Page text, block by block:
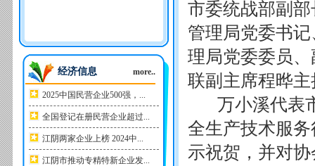
经济信息 more..
2025中国民营企业500强，...
全国登记在册民营企业超过...
江阴两家企业上榜 2024中...
江阴市推动专精特新企业发...
市委统战部副
管理局党委书
理局党委委员
联副主席程晔主
万小溪代表市
全生产技术服
示祝贺，并对